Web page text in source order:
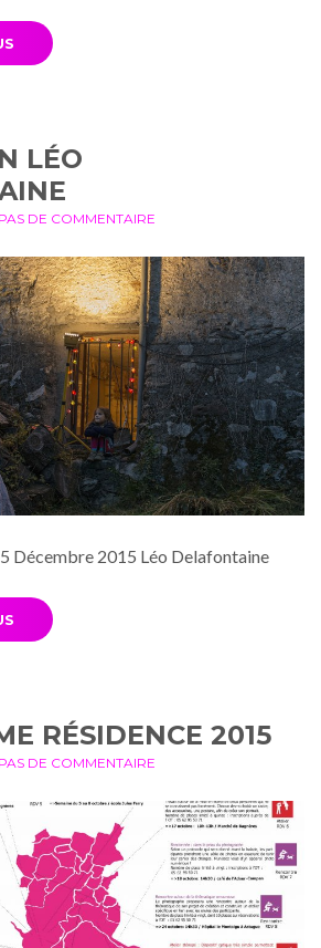
LÉO
PAS DE COMMENTAIRE
Décembre 2015 Léo Delafontaine
RÉSIDENCE 2015
PAS DE COMMENTAIRE